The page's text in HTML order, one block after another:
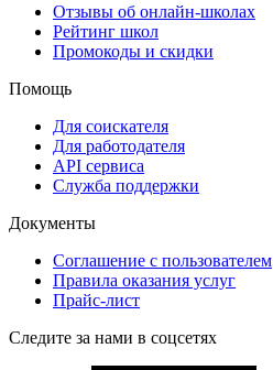
Отзывы об онлайн-школах
Рейтинг школ
Промокоды и скидки
Помощь
Для соискателя
Для работодателя
API сервиса
Служба поддержки
Документы
Соглашение с пользователем
Правила оказания услуг
Прайс-лист
Следите за нами в соцсетях